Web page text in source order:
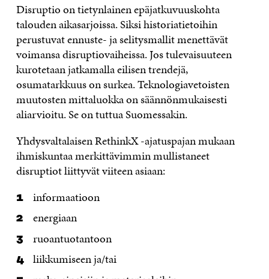
Disruptio on tietynlainen epäjatkuvuuskohta
talouden aikasarjoissa. Siksi historiatietoihin
perustuvat ennuste- ja selitysmallit menettävät
voimansa disruptiovaiheissa. Jos tulevaisuuteen
kurotetaan jatkamalla eilisen trendejä,
osumatarkkuus on surkea. Teknologiavetoisten
muutosten mittaluokka on säännönmukaisesti
aliarvioitu. Se on tuttua Suomessakin.
Yhdysvaltalaisen RethinkX -ajatuspajan mukaan
ihmiskuntaa merkittävimmin mullistaneet
disruptiot liittyvät viiteen asiaan:
informaatioon
energiaan
ruoantuotantoon
liikkumiseen ja/tai